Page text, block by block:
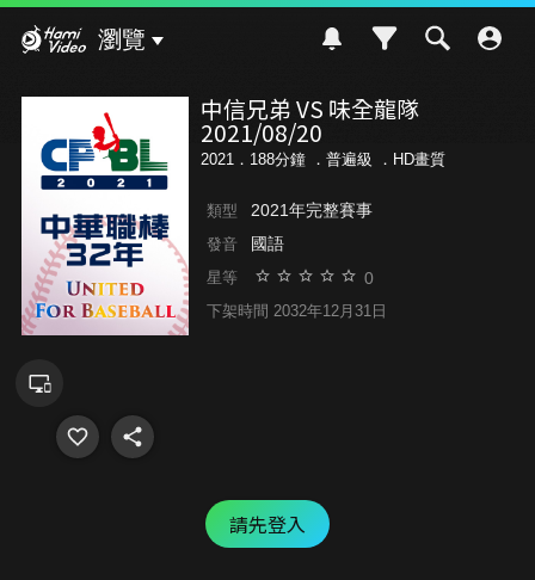
瀏覽
中信兄弟 VS 味全龍隊
2021/08/20
2021．188分鐘 ． 普遍級 ．HD畫質
類型 2021年完整賽事
發音 國語
星等 0
下架時間 2032年12月31日
請先登入